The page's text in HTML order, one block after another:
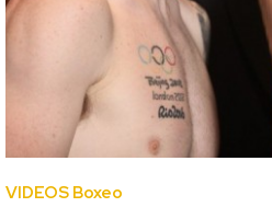
VIDEOS Boxeo